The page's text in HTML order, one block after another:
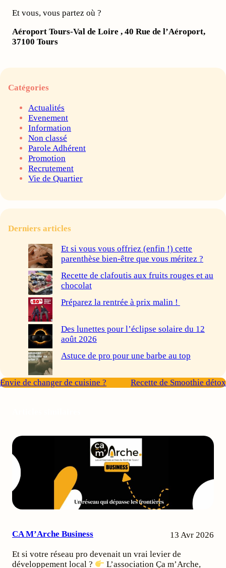
Et vous, vous partez où ?
Aéroport Tours-Val de Loire , 40 Rue de l’Aéroport,
37100 Tours
Catégories
Actualités
Evenement
Information
Non classé
Parole Adhérent
Promotion
Recrutement
Vie de Quartier
Derniers articles
Et si vous vous offriez (enfin !) cette
parenthèse bien-être que vous méritez ?
Recette de clafoutis aux fruits rouges et au
chocolat
Préparez la rentrée à prix malin !
Des lunettes pour l’éclipse solaire du 12
août 2026
Astuce de pro pour une barbe au top
Envie de changer de cuisine ? Recette de Smoothie détox
CA M’Arche Business 13 Avr 2026
Et si votre réseau pro devenait un vrai levier de
développement local ?
L’association Ça m’Arche,